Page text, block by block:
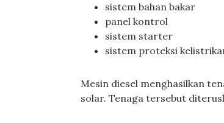
sistem bahan bakar
panel kontrol
sistem starter
sistem proteksi
Mesin diesel menghasilkan
solar. Tenaga tersebut